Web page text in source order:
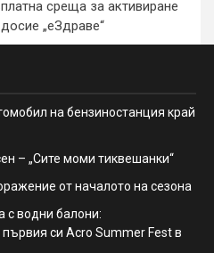
среща за активиране
„еЗдраве“
на бензиностанция край
– „Сите моми тиквешанки“
от началото на сезона
с водни балони:
си Acro Summer Fest в